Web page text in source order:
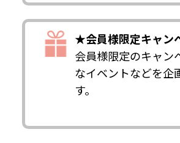
★会員様限定キャン
会員様限定のキャン
なイベントなどを企
す。